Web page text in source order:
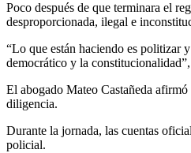
Poco después de que terminara el
desproporcionada, ilegal e
“Lo que están haciendo es politizar
democrático y la
El abogado Mateo Castañeda
diligencia.
Durante la jornada, las cuentas
policial.